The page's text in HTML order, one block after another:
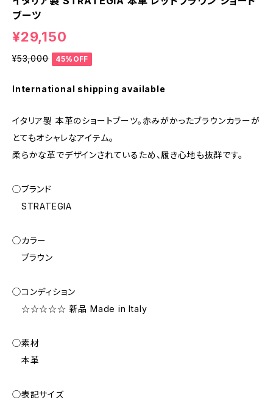
ブーツ
¥29,150
¥53,000 45%OFF
International shipping available
イタリア製 本革のショートブーツ。赤みがかったブラウンカラーが
とてもオシャレなアイテム。
柔らかな革でデザインされているため、履き心地も抜群です。
◯ブランド
STRATEGIA
◯カラー
ブラウン
◯コンディション
☆☆☆☆☆ 新品 Made in Italy
◯素材
本革
◯表記サイズ